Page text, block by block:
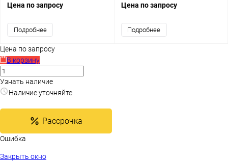
Цена по запросу
Подробнее
Цена по запросу
Подробнее
Цена по запросу
В корзину
Узнать наличие
Наличие уточняйте
Рассрочка
Ошибка
Закрыть окно